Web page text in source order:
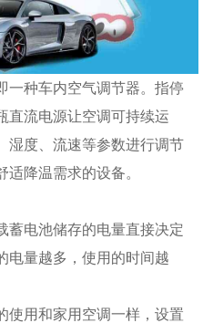
一种车内空气调节器。指停
直流电源让空调可持续运
湿度、流速等参数进行调节
降温需求的设备。
蓄电池储存的电量直接决定
电量越多，使用的时间越
使用和家用空调一样，设置